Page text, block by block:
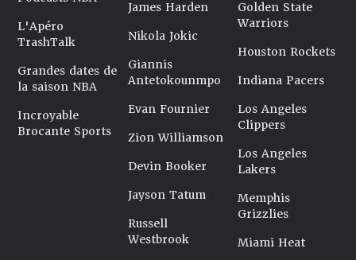
L'Apéro
TrashTalk
Grandes dates de
la saison NBA
Incroyable
Brocante Sports
James Harden
Nikola Jokic
Giannis
Antetokounmpo
Evan Fournier
Zion Williamson
Devin Booker
Jayson Tatum
Russell
Westbrook
Golden State
Warriors
Houston Rockets
Indiana Pacers
Los Angeles
Clippers
Los Angeles
Lakers
Memphis
Grizzlies
Miami Heat